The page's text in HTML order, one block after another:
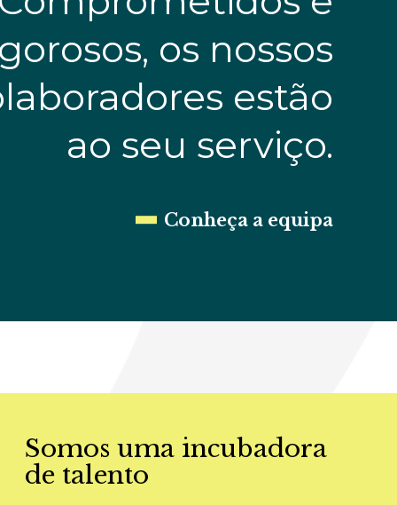
os nossos
estão
ao seu serviço.
Conheça a equipa
Somos uma incubadora
de talento